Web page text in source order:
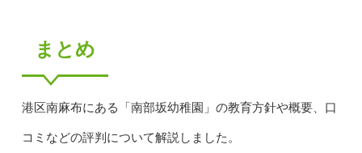
まとめ
港区南麻布にある「南部坂幼稚園」の教育方針や概要、口
コミなどの評判について解説しました。